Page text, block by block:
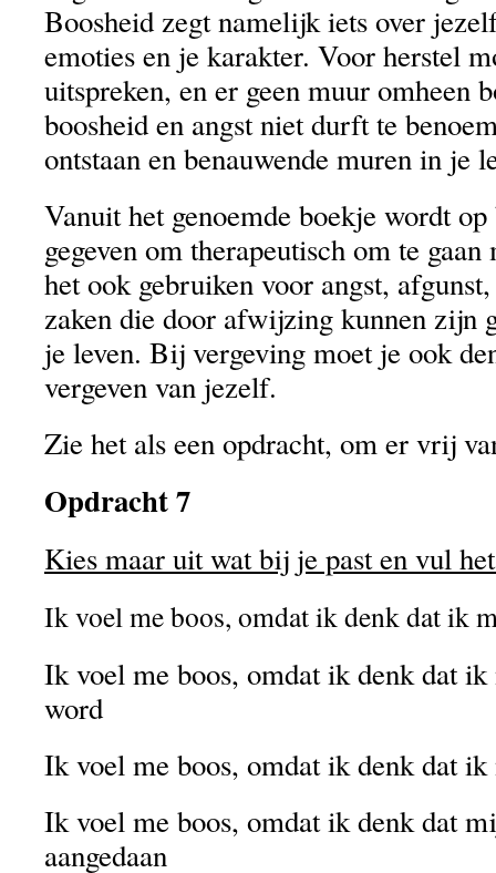
Boosheid zegt namelijk iets over
emoties en je karakter. Voor herstel
uitspreken, en er geen muur omheen
boosheid en angst niet durft te
ontstaan en benauwende muren in je
Vanuit het genoemde boekje wordt
gegeven om therapeutisch om te
het ook gebruiken voor angst,
zaken die door afwijzing kunnen zijn
je leven. Bij vergeving moet je ook
vergeven van jezelf.
Zie het als een opdracht, om er vrij
Opdracht 7
Kies maar uit wat bij je past en vul
Ik voel me boos, omdat ik denk dat ik
Ik voel me boos, omdat ik denk dat ik
word
Ik voel me boos, omdat ik denk dat
Ik voel me boos, omdat ik denk dat
aangedaan